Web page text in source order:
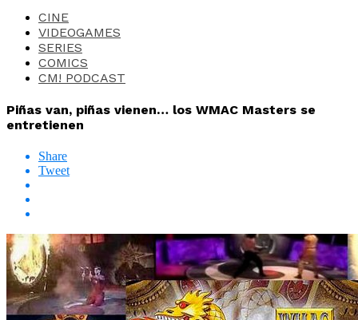
CINE
VIDEOGAMES
SERIES
COMICS
CM! PODCAST
Piñas van, piñas vienen… los WMAC Masters se
entretienen
Share
Tweet